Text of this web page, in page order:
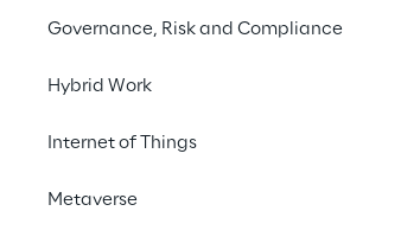
Governance, Risk and Compliance
Hybrid Work
Internet of Things
Metaverse